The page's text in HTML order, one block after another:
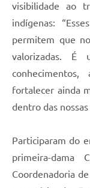
visibilidade ao
indígenas:
permitem que
valorizadas. É
fortalecer ainda
dentro das
Participaram do
primeira-dama
Coordenadoria